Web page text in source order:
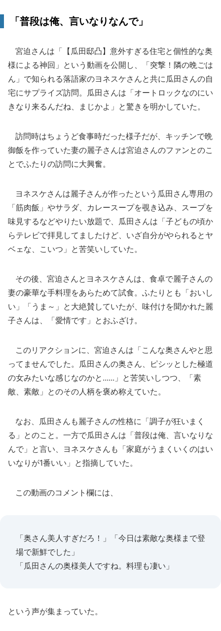
「普段は俺、言いなりなんで」
宮迫さんは「【瓜田邸凸】意外すぎる住宅と個性的な奥
様による神回」という動画を公開し、「突撃！隣の晩ごは
ん」で知られる落語家のヨネスケさんと共に瓜田さんの自
宅にサプライズ訪問。瓜田さんは「オートロックなのにい
きなり来るんだね、まじかよ」と驚きを明かしていた。
訪問時はちょうど食事時だった様子だが、キッチンで晩
御飯を作っていた妻の麗子さんは宮迫さんのファンとのこ
とでふたりの訪問に大興奮。
ヨネスケさんは麗子さんが作ったという瓜田さん専用の
「筋肉飯」やサラダ、カレースープを覗き込み、スープを
味見するなどやりたい放題で、瓜田さんは「子どもの頃か
らテレビで拝見してましたけど、いざ自分がやられるとヤ
ベェな、こいつ」と苦笑いしていた。
その後、宮迫さんとヨネスケさんは、食卓で麗子さんの
妻の豪華な手料理をあらためて試食。ふたりとも「おいし
い」「うま～」と大絶賛していたが、味付けを聞かれた麗
子さんは、「愛情です」とおふざけ。
このリアクションに、宮迫さんは「こんな奥さんやと思
ってませんでした。瓜田さんの奥さん、ピシッとした極道
の女みたいな感じなのかと......」と苦笑いしつつ、「素
敵、素敵」とのその人柄を褒め称えていた。
なお、瓜田さんも麗子さんの性格に「調子が狂いまく
る」とのこと。一方で瓜田さんは「普段は俺、言いなりな
んで」と言い、ヨネスケさんも「家庭がうまくいくのはい
いなりが1番いい」と指摘していた。
この動画のコメント欄には、
「奥さん美人すぎだろ！」「今日は素敵な奥様まで登
場で新鮮でした」
「瓜田さんの奥様美人ですね。料理も凄い」
という声が集まっていた。